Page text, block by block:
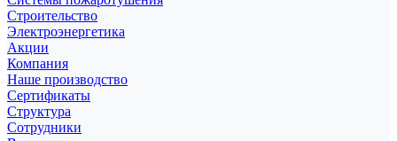
Строительство
Электроэнергетика
Акции
Компания
Наше производство
Сертификаты
Структура
Сотрудники